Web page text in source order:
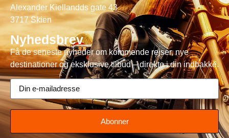
Alexander Kiellandds gate 43
3717 Skien
Nyhedsbrev
Få de seneste nyheder om kommende rejser, nye
destinationer og eksklusive tilbud – direkte i din indbakke.
Abonner